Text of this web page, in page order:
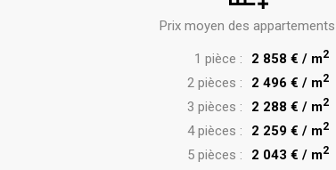
Prix moyen des appartements
1 pièce : 2 858 € / m2
2 pièces : 2 496 € / m2
3 pièces : 2 288 € / m2
4 pièces : 2 259 € / m2
5 pièces : 2 043 € / m2